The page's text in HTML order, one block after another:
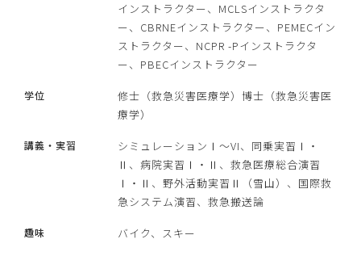
インストラクター、MCLSインストラクタ
ー、CBRNEインストラクター、PEMECイン
ストラクター、NCPR -Pインストラクタ
ー、PBECインストラクター
学位
修士（救急災害医療学）博士（救急災害医
療学）
講義・実習
シミュレーションⅠ～VI、同乗実習Ⅰ・
Ⅱ、病院実習Ⅰ・Ⅱ、救急医療総合演習
Ⅰ・Ⅱ、野外活動実習Ⅱ（雪山）、国際救
急システム演習、救急搬送論
趣味 バイク、スキー